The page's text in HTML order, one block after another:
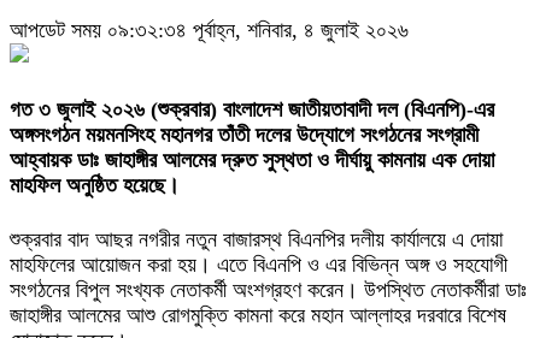
আপডেট সময় ০৯:৩২:৩৪ পূর্বাহ্ন, শনিবার, ৪ জুলাই ২০২৬
গত ৩ জুলাই ২০২৬ (শুক্রবার) বাংলাদেশ জাতীয়তাবাদী দল (বিএনপি)-এর
অঙ্গসংগঠন ময়মনসিংহ মহানগর তাঁতী দলের উদ্যোগে সংগঠনের সংগ্রামী
আহ্বায়ক ডাঃ জাহাঙ্গীর আলমের দ্রুত সুস্থতা ও দীর্ঘায়ু কামনায় এক দোয়া
মাহফিল অনুষ্ঠিত হয়েছে।
শুক্রবার বাদ আছর নগরীর নতুন বাজারস্থ বিএনপির দলীয় কার্যালয়ে এ দোয়া
মাহফিলের আয়োজন করা হয়। এতে বিএনপি ও এর বিভিন্ন অঙ্গ ও সহযোগী
সংগঠনের বিপুল সংখ্যক নেতাকর্মী অংশগ্রহণ করেন। উপস্থিত নেতাকর্মীরা ডাঃ
জাহাঙ্গীর আলমের আশু রোগমুক্তি কামনা করে মহান আল্লাহর দরবারে বিশেষ